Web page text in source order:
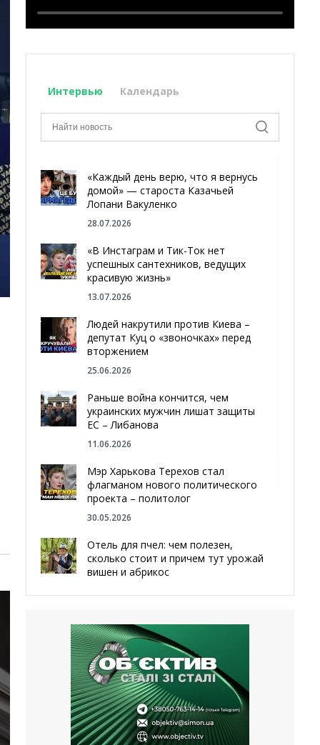
Интервью Календарь
«Каждый день верю, что я вернусь
домой» — староста Казачьей
Лопани Вакуленко
28.07.2026
«В Инстаграм и Тик-Ток нет
успешных сантехников, ведущих
красивую жизнь»
13.07.2026
Людей накрутили против Киева –
депутат Куц о «звоночках» перед
вторжением
25.06.2026
Раньше война кончится, чем
украинских мужчин лишат защиты
ЕС – Либанова
11.06.2026
Мэр Харькова Терехов стал
флагманом нового политического
проекта – политолог
30.05.2026
Отель для пчел: чем полезен,
сколько стоит и причем тут урожай
вишен и абрикос
Чугуева, города, который устоял,
несмотря ни на что
21.05.2026
«ТЦК нарушает закон? Пусть
платят!» Как благодаря штрафу
женщину сняли с учета
15.05.2026